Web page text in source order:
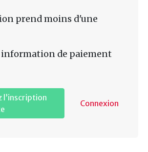
prend moins d'une
de paiement
l’inscription
Connexion